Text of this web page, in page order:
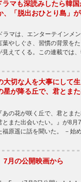
マも深読みしたら韓
、「脱出おひとり島」
マは、エンターテインメ
やしぐさ、習慣の背景を
見えてくる。この連載では
大切な人を大事にして
星が降る丘で、君とまた
の花が咲く丘で、君とま
とまた出会いたい。』が8
福原遥に話を聞いた。 －始
7月の公開映画から